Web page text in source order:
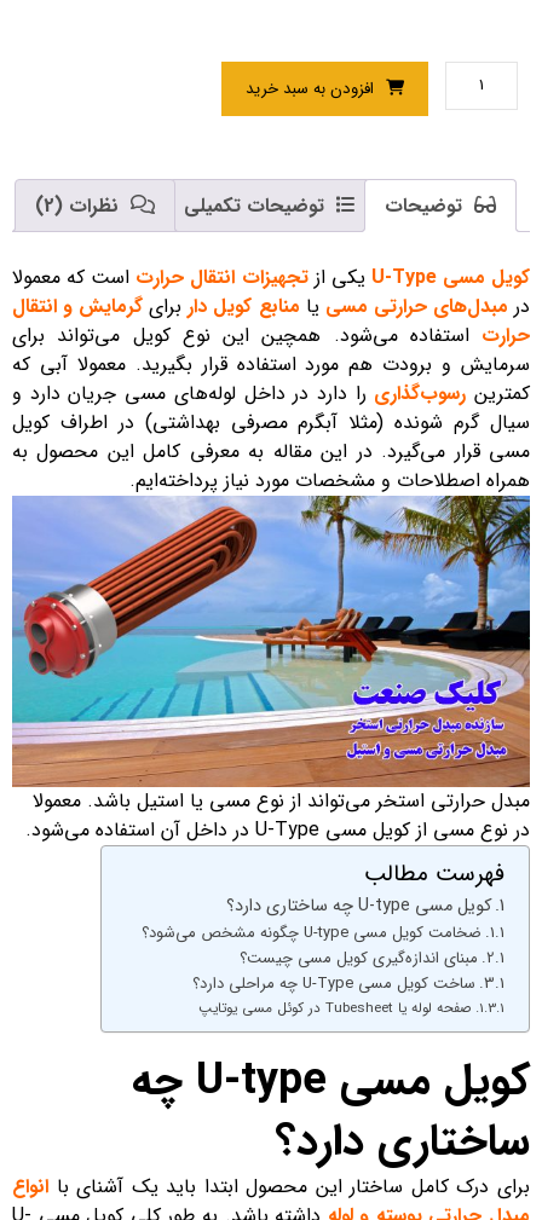
افزودن به سبد خرید
توضیحات توضیحات تکمیلی نظرات (2)
کویل مسی U-Type یکی ازتجهیزات انتقال حرارت است که معمولا
در مبدل‌های حرارتی مسی یا منابع کویل دار برای گرمایش و انتقال
حرارت استفاده می‌شود. همچین این نوع کویل می‌تواند برای
سرمایش و برودت هم مورد استفاده قرار بگیرید. معمولا آبی که
کمترین رسوب‌گذاری را دارد در داخل لوله‌های مسی جریان دارد و
سیال گرم شونده (مثلا آبگرم مصرفی بهداشتی) در اطراف کویل
مسی قرار می‌گیرد. در این مقاله به معرفی کامل این محصول به
همراه اصطلاحات و مشخصات مورد نیاز پرداخته‌ایم.
مبدل حرارتی استخر می‌تواند از نوع مسی یا استیل باشد. معمولا
در نوع مسی از کویل مسی U-Type در داخل آن استفاده می‌شود.
فهرست مطالب
کویل مسی U-type چه ساختاری دارد؟
ضخامت کویل مسی U-type چگونه مشخص می‌شود؟
مبنای اندازه‌گیری کویل مسی چیست؟
ساخت کویل مسی U-Type چه مراحلی دارد؟
صفحه لوله یا Tubesheet در کوئل مسی یوتایپ
کویل مسی U-type چه
ساختاری دارد؟
برای درک کامل ساختار این محصول ابتدا باید یک آشنای با انواع